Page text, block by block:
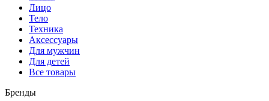
Лицо
Тело
Техника
Аксессуары
Для мужчин
Для детей
Все товары
Бренды